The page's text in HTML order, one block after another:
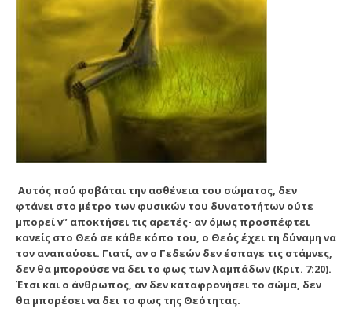
Αυτός πού φοβάται την ασθένεια του σώματος, δεν
φτάνει στο μέτρο των φυσικών του δυνατοτήτων ούτε
μπορεί ν” αποκτήσει τις αρετές- αν όμως προσπέφτει
κανείς στο Θεό σε κάθε κόπο του, ο Θεός έχει τη δύναμη να
τον αναπαύσει. Γιατί, αν ο Γεδεών δεν έσπαγε τις στάμνες,
δεν θα μπορούσε να δει το φως των λαμπάδων (Κριτ. 7:20).
Έτσι και ο άνθρωπος, αν δεν καταφρονήσει το σώμα, δεν
θα μπορέσει να δει το φως της Θεότητας.